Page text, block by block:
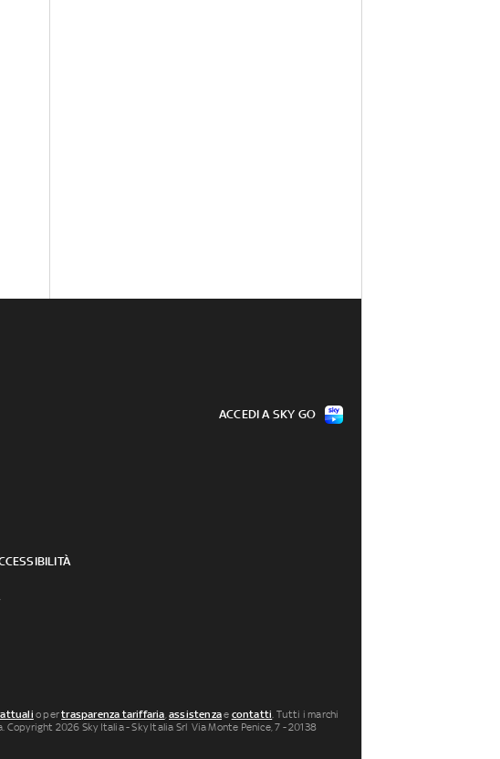
ACCEDI A SKY GO
o pertrasparenza tariffaria,assistenzae contatti. Tutti i marchi
2026 Sky Italia - Sky Italia Srl Via Monte Penice, 7 - 20138